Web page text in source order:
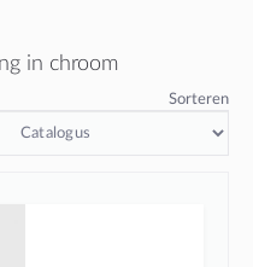
in chroom
Sorteren